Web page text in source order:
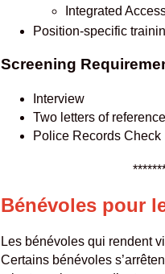
Integrated
Position-specific
Screening
Interview
Two letters of reference
Police Records Check
Bénévoles pour
Les bénévoles qui rendent
Certains bénévoles